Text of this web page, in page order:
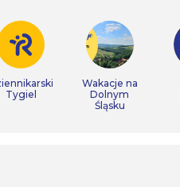
Tygiel
Wakacje na
Dolnym
Śląsku